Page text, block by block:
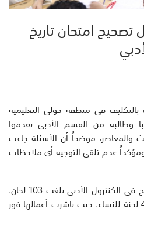
تصحيح امتحان تاريخ
بالتكليف في منطقة حولي التعليمية
بأن 10,573 طالبا وطالبة من القسم الأدبي تقدموا
والمعاصر، موضحاً أن الأسئلة جاءت
عدم تلقي التوجيه أي ملاحظات
وأضاف الوهابي أن لجان التصحيح في الكنترول الأدبي بلغت 103 لجان،
موزعة على 55 لجنة للرجال و48 لجنة للنساء، حيث باشرت أعمالها فور